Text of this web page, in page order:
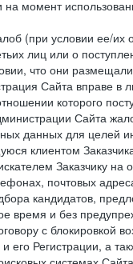
на момент
(при условии ее/их
лиц или о
что они
Сайта вправе в
которого
Сайта
данных для целей
клиентом
Заказчику
почтовых
кандидатов,
время и без
с блокировкой
его Регистрации, а